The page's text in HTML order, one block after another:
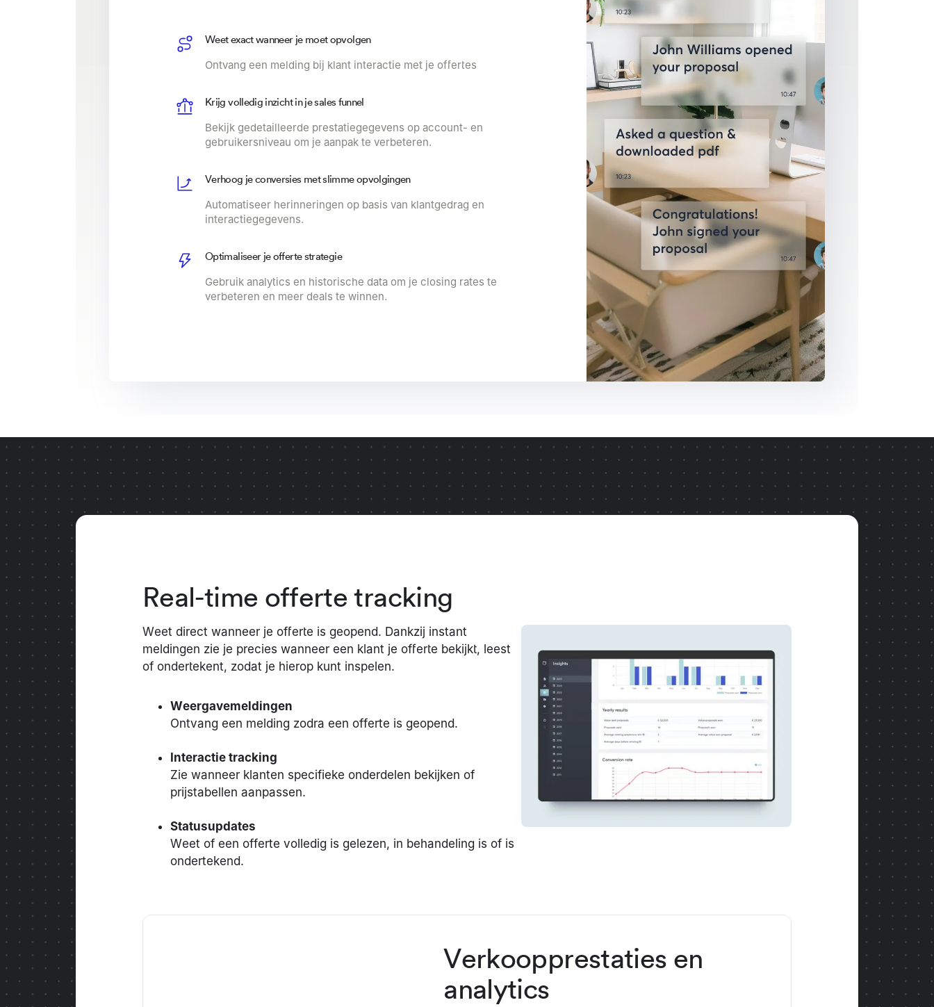
Weet exact wanneer je moet opvolgen
Ontvang een melding bij klant interactie met je offertes
Krijg volledig inzicht in je sales funnel
Bekijk gedetailleerde prestatiegegevens op account- en
gebruikersniveau om je aanpak te verbeteren.
Verhoog je conversies met slimme opvolgingen
Automatiseer herinneringen op basis van klantgedrag en
interactiegegevens.
Optimaliseer je offerte strategie
Gebruik analytics en historische data om je closing rates te
verbeteren en meer deals te winnen.
Real-time offerte tracking
Weet direct wanneer je offerte is geopend. Dankzij instant
meldingen zie je precies wanneer een klant je offerte bekijkt, leest
of ondertekent, zodat je hierop kunt inspelen.
Weergavemeldingen
Ontvang een melding zodra een offerte is geopend.
Interactie tracking
Zie wanneer klanten specifieke onderdelen bekijken of
prijstabellen aanpassen.
Statusupdates
Weet of een offerte volledig is gelezen, in behandeling is of is
ondertekend.
Verkoopprestaties en
analytics